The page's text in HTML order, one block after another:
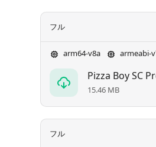
フル
arm64-v8a armeabi-
Pizza Boy SC
15.46 MB
フル